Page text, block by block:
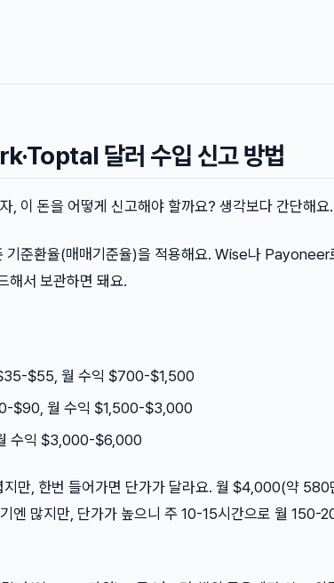
달러 수입 신고 방법
이 돈을 어떻게 신고해야 할까요? 생각보다 간단해요.
기준환율(매매기준율)을 적용해요. Wise나 Payoneer
해서 보관하면 돼요.
$55, 월 수익 $700-$1,500
$90, 월 수익 $1,500-$3,000
수익 $3,000-$6,000
만, 한번 들어가면 단가가 달라요. 월 $4,000(약 580
엔 많지만, 단가가 높으니 주 10-15시간으로 월 150-